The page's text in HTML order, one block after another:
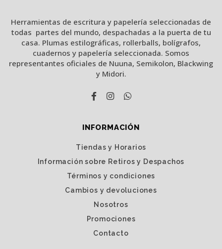
Herramientas de escritura y papelería seleccionadas de
todas partes del mundo, despachadas a la puerta de tu
casa. Plumas estilográficas, rollerballs, bolígrafos,
cuadernos y papelería seleccionada. Somos
representantes oficiales de Nuuna, Semikolon, Blackwing
y Midori.
INFORMACIÓN
Tiendas y Horarios
Información sobre Retiros y Despachos
Términos y condiciones
Cambios y devoluciones
Nosotros
Promociones
Contacto